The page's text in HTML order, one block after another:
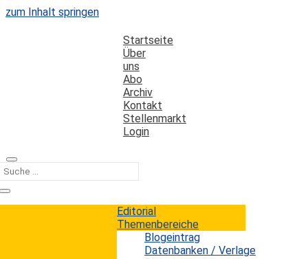
zum Inhalt springen
Startseite
Über
uns
Abo
Archiv
Kontakt
Stellenmarkt
Login
Editorial
Themenbereiche
Blogeintrag
Datenbanken / Verlage
Kategorie
Fördermittel
Neue Open-Data-Ressource offenbart